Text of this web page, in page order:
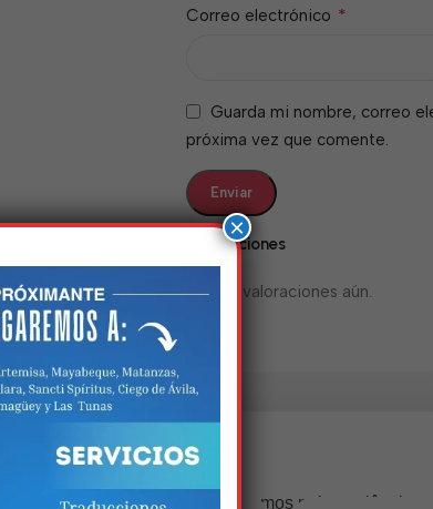
Valoraciones
No hay valoraciones aún.
Correo electrónico *
Guarda mi nombre, correo
próxima vez que comente.
×
trabalhando nisso!
novidades incríveis. Agradecemos pela paciência e